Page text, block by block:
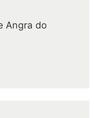
Angra do